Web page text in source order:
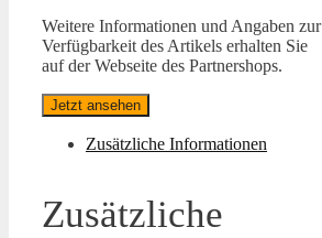
Weitere Informationen und Angaben zur
Verfügbarkeit des Artikels erhalten Sie
auf der Webseite des Partnershops.
Jetzt ansehen
Zusätzliche Informationen
Zusätzliche